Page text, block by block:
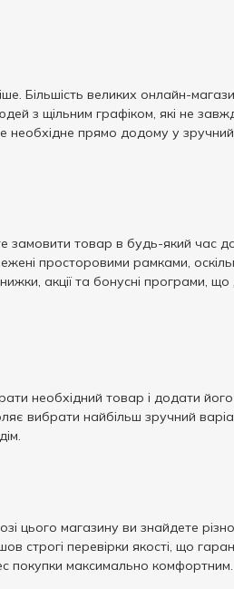
Більшість великих онлайн-
з щільним графіком, які не
необхідне прямо додому у
замовити товар в будь-який час
просторовими рамками,
акції та бонусні програми,
необхідний товар і додати
вибрати найбільш зручний
цього магазину ви знайдете
перевірки якості, що
покупки максимально комфортним.